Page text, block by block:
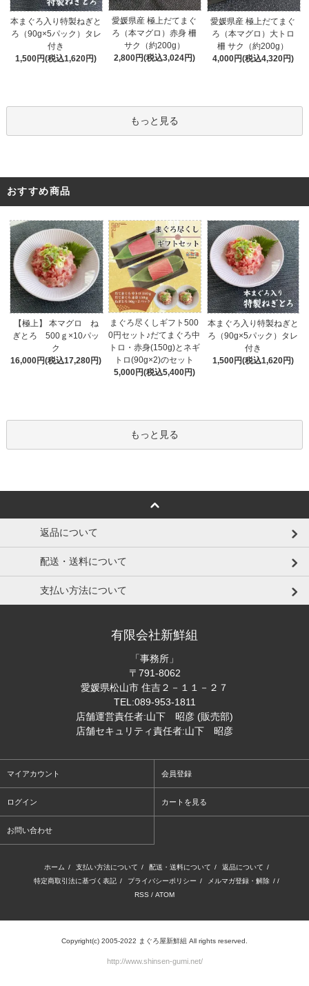
本まぐろ入り特製ねぎと
ろ（90g×5パック）タレ
付き
1,500円(税込1,620円)
愛媛県産 極上だてまぐ
ろ（本マグロ）赤身 柵
サク（約200g）
2,800円(税込3,024円)
愛媛県産 極上だてまぐ
ろ（本マグロ）大トロ
柵 サク（約200g）
4,000円(税込4,320円)
もっと見る
おすすめ商品
【極上】 本マグロ ね
ぎとろ 500ｇ×10パッ
ク
16,000円(税込17,280円)
まぐろ尽くしギフト500
0円セット♪だてまぐろ中
トロ・赤身(150g)とネギ
トロ(90g×2)のセット
5,000円(税込5,400円)
本まぐろ入り特製ねぎと
ろ（90g×5パック）タレ
付き
1,500円(税込1,620円)
もっと見る
返品について
配送・送料について
支払い方法について
有限会社新鮮組
「事務所」
〒791-8062
愛媛県松山市 住吉２－１１－２７
TEL:089-953-1811
店舗運営責任者:山下 昭彦 (販売部)
店舗セキュリティ責任者:山下 昭彦
マイアカウント 会員登録
ログイン カートを見る
お問い合わせ
ホーム / 支払い方法について / 配送・送料について / 返品について /
特定商取引法に基づく表記 / プライバシーポリシー / メルマガ登録・解除 / /
RSS / ATOM
Copyright(c) 2005-2022 まぐろ屋新鮮組 All rights reserved.
http://www.shinsen-gumi.net/